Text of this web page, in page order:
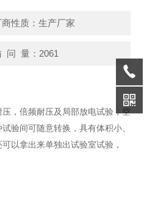
商性质：生产厂家
问 量：2061
，倍频耐压及局部放电试验，空
验间可随意转换，具有体积小、
以拿出来单独出试验室试验，